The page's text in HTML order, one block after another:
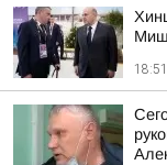
18:51